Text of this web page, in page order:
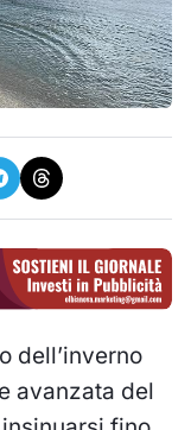
dell’inverno
avanzata del